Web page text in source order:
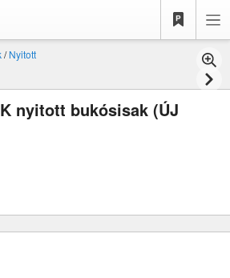
/Nyitott
nyitott bukósisak (ÚJ